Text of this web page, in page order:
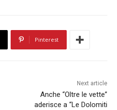
Pinterest
Next article
Anche “Oltre le vette”
aderisce a “Le Dolomiti